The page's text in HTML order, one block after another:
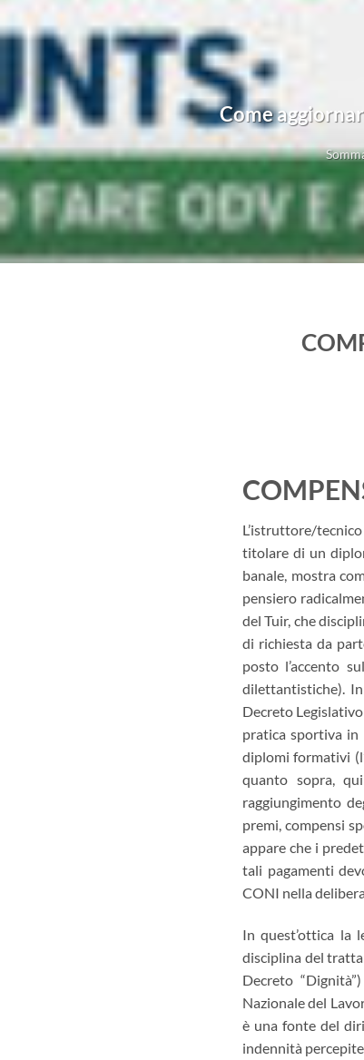
Come
L’istruttore/
titolare di un
banale, mostra
pensiero
del Tuir, che
di richiesta da
posto l’accento
dilettantistiche).
Decreto
pratica sportiva in
diplomi formativi
quanto sopra,
raggiungimento
premi, compensi
appare che i
tali pagamenti
CONI nella
In quest’ottica la
disciplina del
Decreto
Nazionale del
è una fonte del
indennità